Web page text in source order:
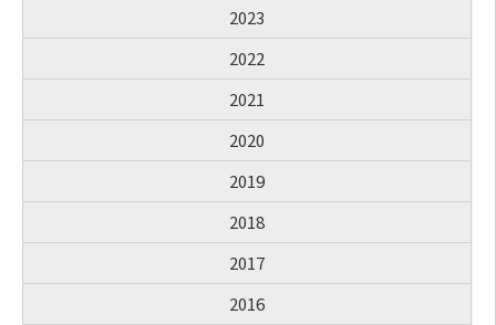
2023
2022
2021
2020
2019
2018
2017
2016